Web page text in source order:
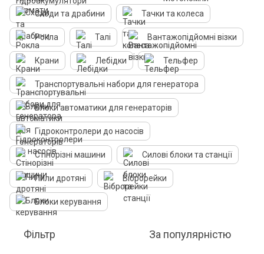
Сходи та драбини Тачки та колеса
Рокла Талі Вантажопідйомні візки
Крани Лебідки Тельфер
Транспортувальні набори для генератора
Блоки автоматики для генераторів
Гідроконтролери до насосів
Стінорізні машини Силові блоки та станції
Пили дротяні Віброрейки
Блоки керування
Фільтр За популярністю